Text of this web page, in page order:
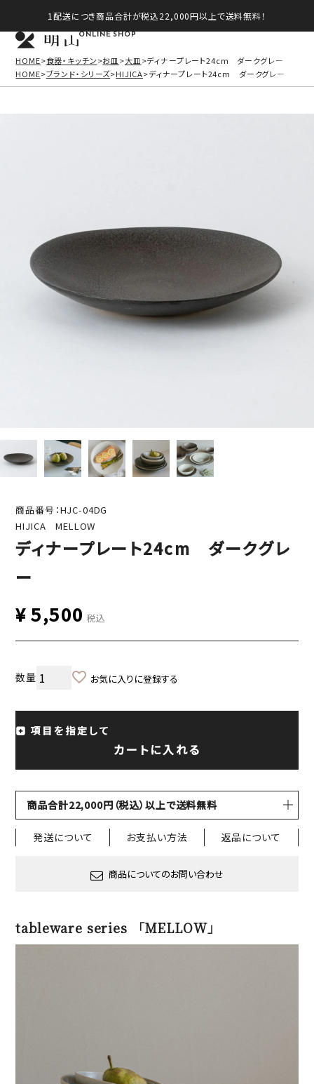
1配送につき商品合計が税込22,000円以上で送料無料！
ONLINE SHOP
HOME 食器・キッチン お皿 大皿
ディナープレート24cm ダークグレー
HOME ブランド・シリーズ HIJICA ディナープレート24cm ダークグレー
商品番号：HJC-04DG
HIJICA MELLOW
ディナープレート24cm ダークグレ
ー
¥5,500 税込
お気に入りに登録する
項目を指定して
カートに入れる
商品合計22,000円（税込）以上で送料無料
発送について お支払い方法 返品について
商品についてのお問い合わせ
tableware series 「MELLOW」